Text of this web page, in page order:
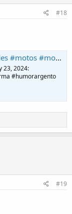
#18
#humorargento #argentina"
23, 2024:
#humorargento
#19